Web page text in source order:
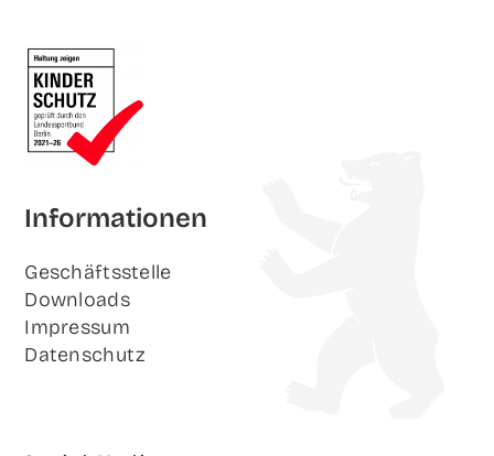
Infor­ma­tio­nen
Geschäfts­stel­le
Down­loads
Impres­sum
Daten­schutz